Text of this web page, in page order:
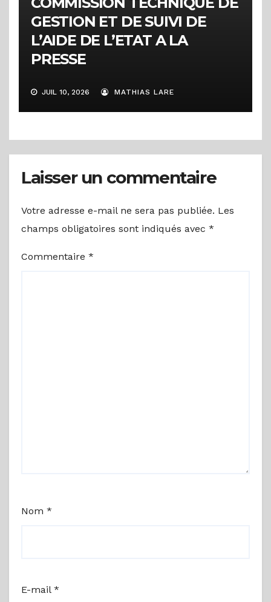
GESTION ET DE SUIVI DE
L’AIDE DE L’ETAT A LA
PRESSE
JUIL 10, 2026 MATHIAS LARE
Laisser un commentaire
Votre adresse e-mail ne sera pas publiée. Les
champs obligatoires sont indiqués avec *
Commentaire *
Nom *
E-mail *